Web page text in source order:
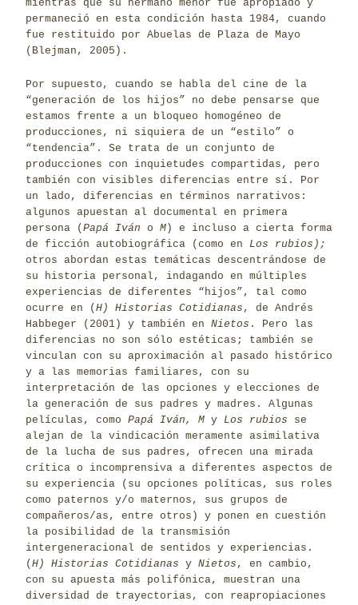
mientras que su hermano menor fue apropiado y
permaneció en esta condición hasta 1984, cuando
fue restituido por Abuelas de Plaza de Mayo
(Blejman, 2005).
Por supuesto, cuando se habla del cine de la
“generación de los hijos” no debe pensarse que
estamos frente a un bloqueo homogéneo de
producciones, ni siquiera de un “estilo” o
“tendencia”. Se trata de un conjunto de
producciones con inquietudes compartidas, pero
también con visibles diferencias entre sí. Por
un lado, diferencias en términos narrativos:
algunos apuestan al documental en primera
persona ( Papá Iván o M ) e incluso a cierta forma
de ficción autobiográfica (como en Los rubios);
otros abordan estas temáticas descentrándose de
su historia personal, indagando en múltiples
experiencias de diferentes “hijos”, tal como
ocurre en ( H) Historias Cotidianas , de Andrés
Habbeger (2001) y también en Nietos . Pero las
diferencias no son sólo estéticas; también se
vinculan con su aproximación al pasado histórico
y a las memorias familiares, con su
interpretación de las opciones y elecciones de
la generación de sus padres y madres. Algunas
películas, como Papá Iván, M y Los rubios se
alejan de la vindicación meramente asimilativa
de la lucha de sus padres, ofrecen una mirada
crítica o incomprensiva a diferentes aspectos de
su experiencia (su opciones políticas, sus roles
como paternos y/o maternos, sus grupos de
compañeros/as, entre otros) y ponen en cuestión
la posibilidad de la transmisión
intergeneracional de sentidos y experiencias.
( H) Historias Cotidianas y Nietos , en cambio,
con su apuesta más polifónica, muestran una
diversidad de trayectorias, con reapropiaciones